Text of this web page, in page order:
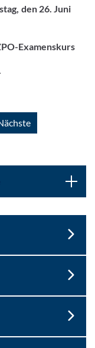
den 26. Juni
Examenskurs